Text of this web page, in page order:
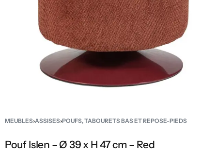
MEUBLES›ASSISES›POUFS, TABOURETS BAS ET REPOSE-PIEDS
Pouf Islen – Ø 39 x H 47 cm – Red